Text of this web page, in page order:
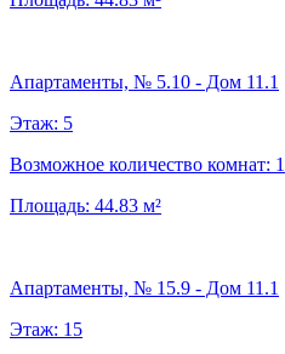
Апартаменты, № 5.10 - Дом 11.1
Этаж: 5
Возможное количество комнат: 1
Площадь: 44.83 м²
Апартаменты, № 15.9 - Дом 11.1
Этаж: 15